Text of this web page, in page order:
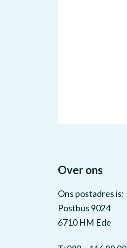
Over ons
Ons postadres is:
Postbus 9024
6710 HM Ede